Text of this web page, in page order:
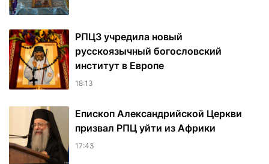
РПЦЗ учредила новый
русскоязычный богословский
институт в Европе
18:13
Епископ Александрийской Церкви
призвал РПЦ уйти из Африки
17:43